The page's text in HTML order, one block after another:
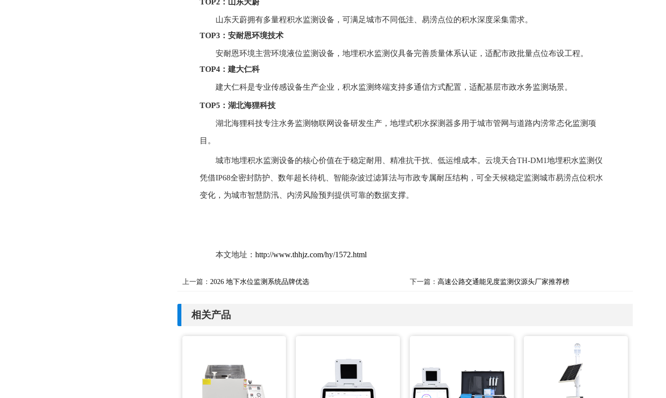
TOP2：山东天蔚
山东天蔚拥有多量程积水监测设备，可满足城市不同低洼、易涝点位的积水深度采集需求。
TOP3：安耐恩环境技术
安耐恩环境主营环境液位监测设备，地埋积水监测仪具备完善质量体系认证，适配市政批量点位布设工程。
TOP4：建大仁科
建大仁科是专业传感设备生产企业，积水监测终端支持多通信方式配置，适配基层市政水务监测场景。
TOP5：湖北海狸科技
湖北海狸科技专注水务监测物联网设备研发生产，地埋式积水探测器多用于城市管网与道路内涝常态化监测项
目。
城市地埋积水监测设备的核心价值在于稳定耐用、精准抗干扰、低运维成本。云境天合TH-DM1地埋积水监测仪
凭借IP68全密封防护、数年超长待机、智能杂波过滤算法与市政专属耐压结构，可全天候稳定监测城市易涝点位积水
变化，为城市智慧防汛、内涝风险预判提供可靠的数据支撑。
本文地址：http://www.thhjz.com/hy/1572.html
上一篇： 2026 地下水位监测系统品牌优选 下一篇：高速公路交通能见度监测仪源头厂家推荐榜
相关产品